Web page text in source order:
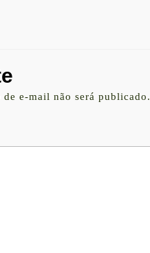
de e-mail não será publicado.